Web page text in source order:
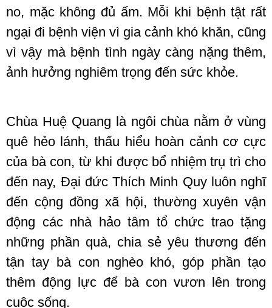
no, mặc không đủ ấm. Mỗi khi bệnh tật rất
ngại đi bệnh viện vì gia cảnh khó khăn, cũng
vì vậy mà bệnh tình ngày càng nặng thêm,
ảnh hưởng nghiêm trọng đến sức khỏe.
Chùa Huệ Quang là ngôi chùa nằm ở vùng
quê hẻo lánh, thấu hiểu hoàn cảnh cơ cực
của bà con, từ khi được bổ nhiệm trụ trì cho
đến nay, Đại đức Thích Minh Quy luôn nghĩ
đến cộng đồng xã hội, thường xuyên vận
động các nhà hảo tâm tổ chức trao tặng
những phần quà, chia sẻ yêu thương đến
tận tay bà con nghèo khó, góp phần tạo
thêm động lực để bà con vươn lên trong
cuộc sống.